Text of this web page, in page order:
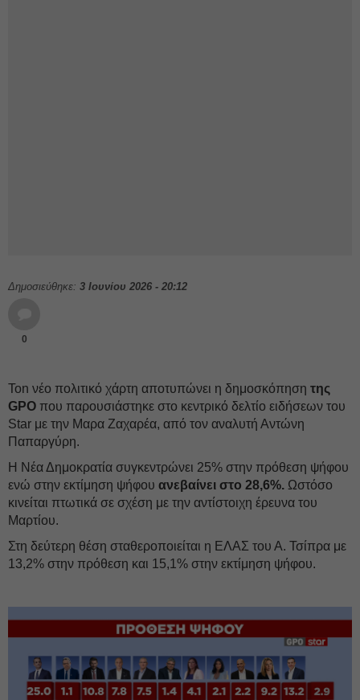
Δημοσιεύθηκε: 3 Ιουνίου 2026 - 20:12
0
Τοn νέο πολιτικό χάρτη αποτυπώνει η δημοσκόπηση της
GPO που παρουσιάστηκε στο κεντρικό δελτίο ειδήσεων του
Star με την Μαρα Ζαχαρέα, από τον αναλυτή Αντώνη
Παπαργύρη.
Η Νέα Δημοκρατία συγκεντρώνει 25% στην πρόθεση ψήφου
ενώ στην εκτίμηση ψήφου ανεβαίνει στο 28,6%. Ωστόσο
κινείται πτωτικά σε σχέση με την αντίστοιχη έρευνα του
Μαρτίου.
Στη δεύτερη θέση σταθεροποιείται η ΕΛΑΣ του Α. Τσίπρα με
13,2% στην πρόθεση και 15,1% στην εκτίμηση ψήφου.